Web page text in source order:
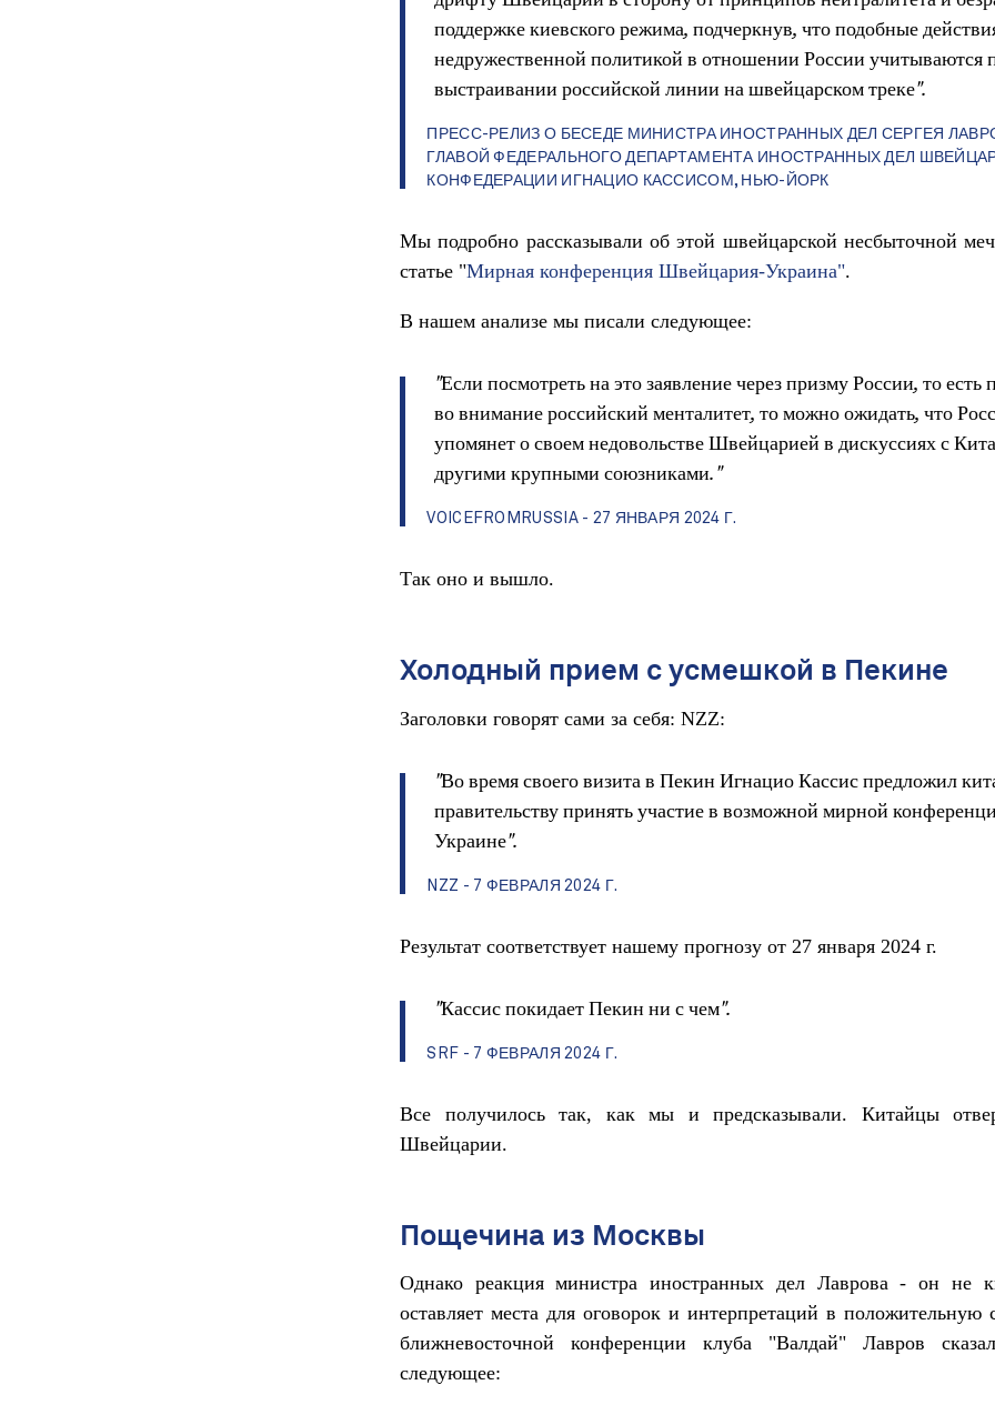
поддержке киевского режима, подчеркнув, что подобные
недружественной политикой в отношении России учитываются
выстраивании российской линии на швейцарском треке".
ПРЕСС-РЕЛИЗ О БЕСЕДЕ МИНИСТРА ИНОСТРАННЫХ ДЕЛ СЕРГЕЯ
ГЛАВОЙ ФЕДЕРАЛЬНОГО ДЕПАРТАМЕНТА ИНОСТРАННЫХ ДЕЛ
КОНФЕДЕРАЦИИ ИГНАЦИО КАССИСОМ, НЬЮ-ЙОРК
Мы подробно рассказывали об этой швейцарской несбыточной
статье "Мирная конференция Швейцария-Украина".
В нашем анализе мы писали следующее:
"Если посмотреть на это заявление через призму России, то есть
во внимание российский менталитет, то можно ожидать, что
упомянет о своем недовольстве Швейцарией в дискуссиях с
другими крупными союзниками."
VOICEFROMRUSSIA - 27 ЯНВАРЯ 2024 Г.
Так оно и вышло.
Холодный прием с усмешкой в Пекине
Заголовки говорят сами за себя: NZZ:
"Во время своего визита в Пекин Игнацио Кассис предложил
правительству принять участие в возможной мирной
Украине".
NZZ - 7 ФЕВРАЛЯ 2024 Г.
Результат соответствует нашему прогнозу от 27 января 2024 г.
"Кассис покидает Пекин ни с чем".
SRF - 7 ФЕВРАЛЯ 2024 Г.
Все получилось так, как мы и предсказывали. Китайцы
Швейцарии.
Пощечина из Москвы
Однако реакция министра иностранных дел Лаврова - он не
оставляет места для оговорок и интерпретаций в положительную
ближневосточной конференции клуба "Валдай" Лавров
следующее: